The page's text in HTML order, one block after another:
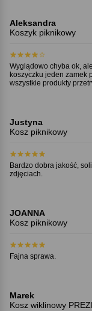
Koszyk piknikowy
Aleksandra
Wyglądowo chyba ok,
koszyczku jeden zamek
wszystkie produkty
Kosz piknikowy
Justyna
Bardzo dobra jakość,
zdjęciach.
Kosz piknikowy
JOANNA
Fajna sprawa.
Kosz wiklinowy
Marek